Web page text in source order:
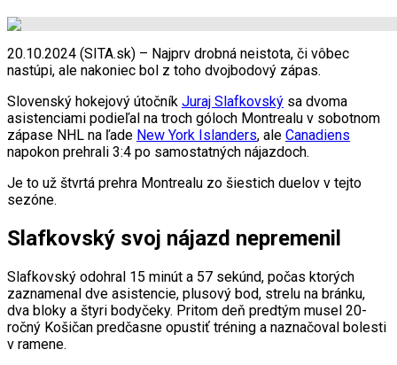
20.10.2024 (SITA.sk) – Najprv drobná neistota, či vôbec
nastúpi, ale nakoniec bol z toho dvojbodový zápas.
Slovenský hokejový útočník Juraj Slafkovský sa dvoma
asistenciami podieľal na troch góloch Montrealu v sobotnom
zápase NHL na ľade New York Islanders, ale Canadiens
napokon prehrali 3:4 po samostatných nájazdoch.
Je to už štvrtá prehra Montrealu zo šiestich duelov v tejto
sezóne.
Slafkovský svoj nájazd nepremenil
Slafkovský odohral 15 minút a 57 sekúnd, počas ktorých
zaznamenal dve asistencie, plusový bod, strelu na bránku,
dva bloky a štyri bodyčeky. Pritom deň predtým musel 20-
ročný Košičan predčasne opustiť tréning a naznačoval bolesti
v ramene.